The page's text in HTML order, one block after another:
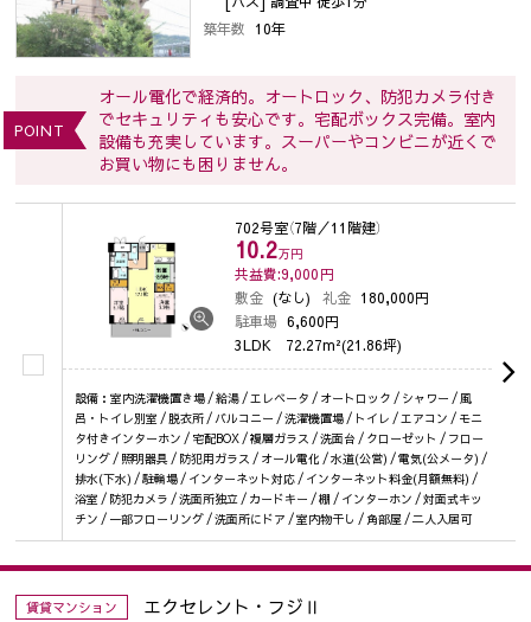
築年数 10年
POINT
オール電化で経済的。オートロック、防犯カメラ付き
でセキュリティも安心です。宅配ボックス完備。室内
設備も充実しています。スーパーやコンビニが近くで
お買い物にも困りません。
702号室（7階／11階建）
10.2万円
共益費:9,000円
敷金 (なし) 礼金 180,000円
駐車場 6,600円
3LDK 72.27m²(21.86坪)
設備：室内洗濯機置き場 / 給湯 / エレベータ / オートロック / シャワー / 風
呂・トイレ別室 / 脱衣所 / バルコニー / 洗濯機置場 / トイレ / エアコン / モニ
タ付きインターホン / 宅配BOX / 複層ガラス / 洗面台 / クローゼット / フロー
リング / 照明器具 / 防犯用ガラス / オール電化 / 水道(公営) / 電気(公メータ) /
排水(下水) / 駐輪場 / インターネット対応 / インターネット料金(月額無料) /
浴室 / 防犯カメラ / 洗面所独立 / カードキー / 棚 / インターホン / 対面式キッ
チン / 一部フローリング / 洗面所にドア / 室内物干し / 角部屋 / 二人入居可
賃貸マンション エクセレント・フジⅡ